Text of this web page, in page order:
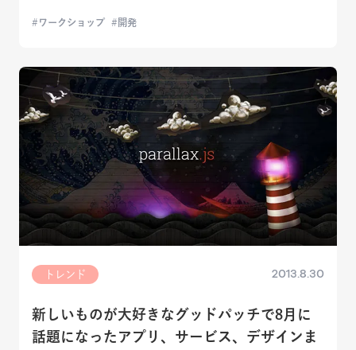
ワークショップ 開発
トレンド 2013.8.30
新しいものが大好きなグッドパッチで8月に
話題になったアプリ、サービス、デザインま